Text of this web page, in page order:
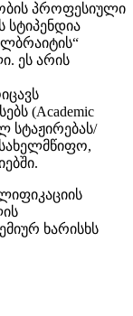
პროფესიული
სტიპენდია
ეს არის
(Academic
სტაჟირებას/
სახელმწიფო,
ხარისხს